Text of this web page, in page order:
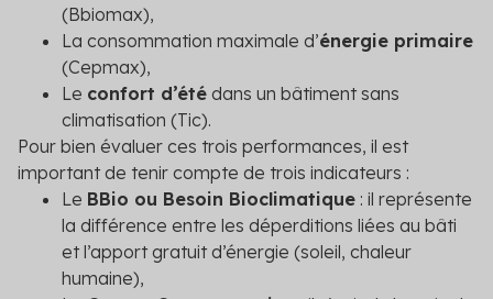
(Bbiomax),
La consommation maximale d’énergie primaire
(Cepmax),
Le confort d’été dans un bâtiment sans
climatisation (Tic).
Pour bien évaluer ces trois performances, il est
important de tenir compte de trois indicateurs :
Le BBio ou Besoin Bioclimatique : il représente
la différence entre les déperditions liées au bâti
et l’apport gratuit d’énergie (soleil, chaleur
humaine),